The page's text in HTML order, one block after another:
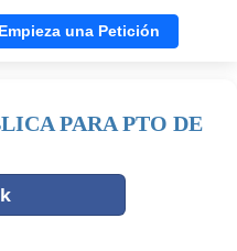
Empieza una Petición
PARA PTO DE